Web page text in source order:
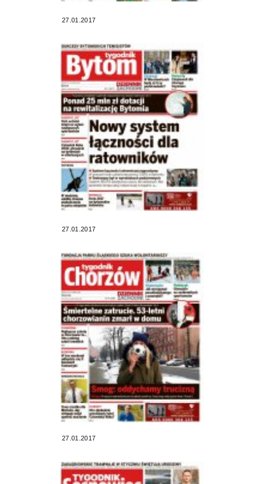
27.01.2017
27.01.2017
27.01.2017